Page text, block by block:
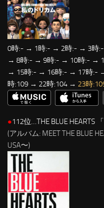
0時:- → 1時:- → 2時:- → 3時
→ 8時:- → 9時:- → 10時:- →
→ 15時:- → 16時:- → 17時:-
時:109 → 22時:104 → 23時
●112位…THE BLUE HEARTS 「
(アルバム: MEET THE BLUE
USA〜)